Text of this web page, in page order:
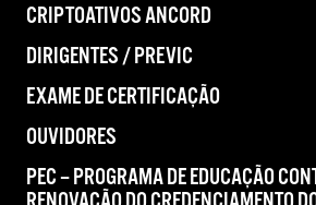
CRIPTOATIVOS ANCORD
DIRIGENTES / PREVIC
EXAME DE CERTIFICAÇÃO
OUVIDORES
PEC – PROGRAMA DE EDUCAÇÃO